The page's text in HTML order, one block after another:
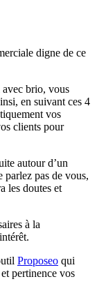
digne de ce
avec brio, vous
en suivant ces 4
vos
clients pour
autour d’un
parlez pas de vous,
les doutes et
à la
Proposeo qui
pertinence vos